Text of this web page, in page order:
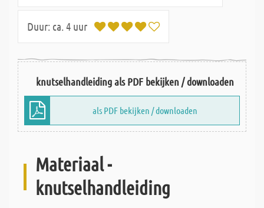
Duur: ca. 4 uur
knutselhandleiding als PDF bekijken / downloaden
als PDF bekijken / downloaden
Materiaal -
knutselhandleiding